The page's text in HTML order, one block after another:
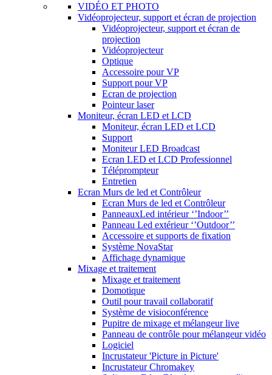
VIDÉO ET PHOTO
Vidéoprojecteur, support et écran de projection
Vidéoprojecteur, support et écran de
projection
Vidéoprojecteur
Optique
Accessoire pour VP
Support pour VP
Ecran de projection
Pointeur laser
Moniteur, écran LED et LCD
Moniteur, écran LED et LCD
Support
Moniteur LED Broadcast
Ecran LED et LCD Professionnel
Téléprompteur
Entretien
Ecran Murs de led et Contrôleur
Ecran Murs de led et Contrôleur
PanneauxLed intérieur ‘’Indoor’’
Panneau Led extérieur ‘’Outdoor’’
Accessoire et supports de fixation
Système NovaStar
Affichage dynamique
Mixage et traitement
Mixage et traitement
Domotique
Outil pour travail collaboratif
Système de visioconférence
Pupitre de mixage et mélangeur live
Panneau de contrôle pour mélangeur vidéo
Logiciel
Incrustateur 'Picture in Picture'
Incrustateur Chromakey